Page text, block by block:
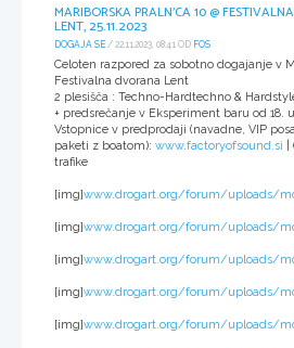
MARIBORSKA PRALN'CA 10 @
LENT, 25.11.2023
DOGAJA SE / 22.11.2023, 08:41 OD FOS
Celoten razpored za sobotno dogajanje v
Festivalna dvorana Lent
2 plesišča : Techno-Hardtechno &
+ predsrečanje v Eksperiment baru od 18.
Vstopnice v predprodaji (navadne, VIP
paketi z boatom): www.factoryofsound.si
trafike
[img]www.drogart.org/forum/uploads/
[img]www.drogart.org/forum/uploads/
[img]www.drogart.org/forum/uploads/
[img]www.drogart.org/forum/uploads/
[img]www.drogart.org/forum/uploads/